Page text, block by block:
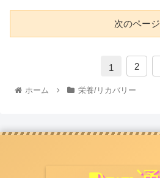
次のページ
1 2
ホーム 栄養/リカバリー